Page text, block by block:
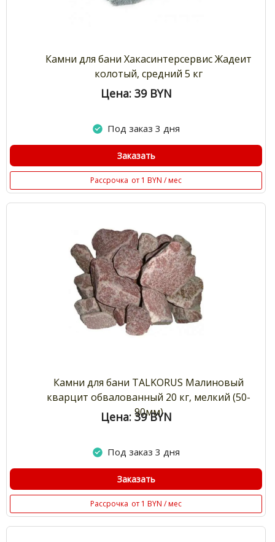
Камни для бани Хакасинтерсервис Жадеит
колотый, средний 5 кг
Цена: 39 BYN
Под заказ 3 дня
Заказать
Рассрочка от 1 BYN / мес
Камни для бани TALKORUS Малиновый
кварцит обвалованный 20 кг, мелкий (50-
90мм)
Цена: 39 BYN
Под заказ 3 дня
Заказать
Рассрочка от 1 BYN / мес